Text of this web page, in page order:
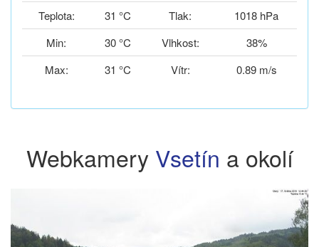
Teplota: 31 °C Tlak:
1018 hPa
Min:
30 °C Vlhkost:
38%
Max:
31 °C Vítr: 0.89 m/s
Webkamery Vsetín a okolí